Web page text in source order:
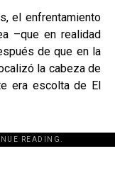
el enfrentamiento
–que en realidad
de que en la
la cabeza de
era escolta de El
READING.